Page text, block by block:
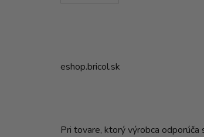
eshop.bricol.sk
Pri tovare, ktorý výrobca